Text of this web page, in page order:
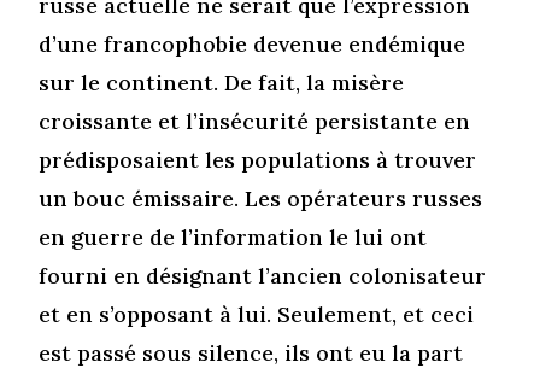
d’une francophobie devenue endémique
sur le continent. De fait, la misère
croissante et l’insécurité persistante en
prédisposaient les populations à trouver
un bouc émissaire. Les opérateurs russes
en guerre de l’information le lui ont
fourni en désignant l’ancien colonisateur
et en s’opposant à lui. Seulement, et ceci
est passé sous silence, ils ont eu la part